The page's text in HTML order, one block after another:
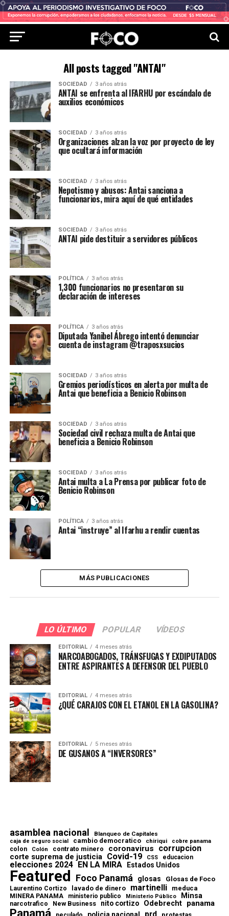
All posts tagged "ANTAI"
SOCIEDAD 3 años atrás
ANTAI se enfrenta al IFARHU por escándalo de
auxilios económicos
SOCIEDAD 3 años atrás
Organizaciones alzan la voz por proyecto de ley
que ocultará información
SOCIEDAD 3 años atrás
Nepotismo y abusos: Antai sanciona a
funcionarios, mira aquí de qué entidades
SOCIEDAD 3 años atrás
ANTAI pide destituir a servidores públicos
POLÍTICA 3 años atrás
1,300 funcionarios no presentaron su
declaración de intereses
POLÍTICA 3 años atrás
Diputada Yanibel Ábrego intentó denunciar
cuenta de instagram @traposxsucios
SOCIEDAD 3 años atrás
Gremios periodísticos en alerta por multa de
Antai que beneficia a Benicio Robinson
SOCIEDAD 3 años atrás
Sociedad civil rechaza multa de Antai que
beneficia a Benicio Robinson
SOCIEDAD 3 años atrás
Antai multa a La Prensa por publicar foto de
Benicio Robinson
POLÍTICA 3 años atrás
Antai “instruye” al Ifarhu a rendir cuentas
MÁS PUBLICACIONES
LO ÚLTIMO POPULAR VÍDEOS
EDITORIAL 4 meses atrás
NARCOABOGADOS, TRÁNSFUGAS Y EXDIPUTADOS
ENTRE ASPIRANTES A DEFENSOR DEL PUEBLO
EDITORIAL 4 meses atrás
¿QUÉ CARAJOS CON EL ETANOL EN LA GASOLINA?
EDITORIAL 5 meses atrás
DE GUSANOS A “INVERSORES”
asamblea nacional Blanqueo de Capitales
caja de seguro social cambio democratico chiriqui cobre panama
colon Colón contrato minero coronavirus corrupcion
corte suprema de justicia Covid-19 CSS educacion
elecciones 2024 EN LA MIRA Estados Unidos
Featured Foco Panamá glosas Glosas de Foco
Laurentino Cortizo lavado de dinero martinelli meduca
MINERA PANAMA ministerio publico Ministerio Público Minsa
narcotrafico New Business nito cortizo Odebrecht panama
Panamá